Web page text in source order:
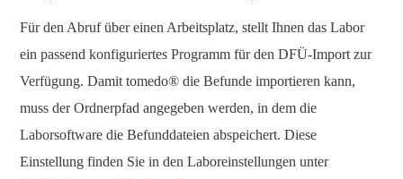
Für den Abruf über einen Arbeitsplatz, stellt Ihnen das Labor
ein passend konfiguriertes Programm für den DFÜ-Import zur
Verfügung. Damit tomedo® die Befunde importieren kann,
muss der Ordnerpfad angegeben werden, in dem die
Laborsoftware die Befunddateien abspeichert. Diese
Einstellung finden Sie in den Laboreinstellungen unter